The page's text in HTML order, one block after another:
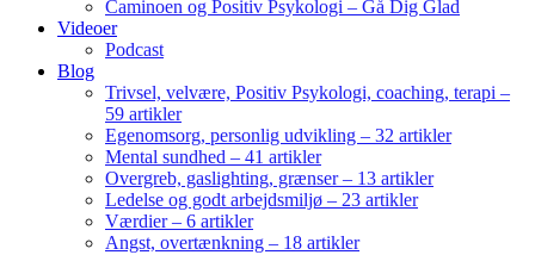
Caminoen og Positiv Psykologi – Gå Dig Glad
Videoer
Podcast
Blog
Trivsel, velvære, Positiv Psykologi, coaching, terapi –
59 artikler
Egenomsorg, personlig udvikling – 32 artikler
Mental sundhed – 41 artikler
Overgreb, gaslighting, grænser – 13 artikler
Ledelse og godt arbejdsmiljø – 23 artikler
Værdier – 6 artikler
Angst, overtænkning – 18 artikler